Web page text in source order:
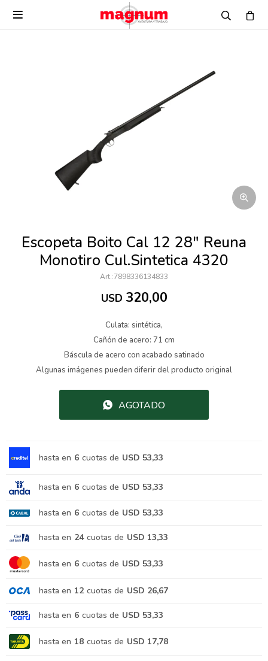

Escopeta Boito Cal 12 28" Reuna
Monotiro Cul.Sintetica 4320
7898336134833
USD 320,00
Culata: sintética,
Cañón de acero: 71 cm
Báscula de acero con acabado satinado
Algunas imágenes pueden diferir del producto original
AGOTADO
hasta en 6 cuotas de USD 53,33
hasta en 6 cuotas de USD 53,33
hasta en 6 cuotas de USD 53,33
hasta en 24 cuotas de USD 13,33
hasta en 6 cuotas de USD 53,33
hasta en 12 cuotas de USD 26,67
hasta en 6 cuotas de USD 53,33
hasta en 18 cuotas de USD 17,78